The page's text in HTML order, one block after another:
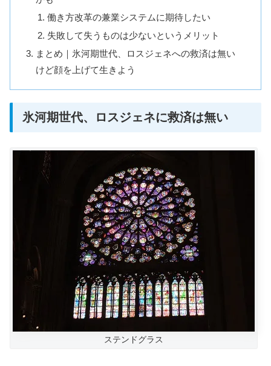
働き方改革の兼業システムに期待したい
失敗して失うものは少ないというメリット
まとめ｜氷河期世代、ロスジェネへの救済は無い
けど顔を上げて生きよう
氷河期世代、ロスジェネに救済は無い
ステンドグラス